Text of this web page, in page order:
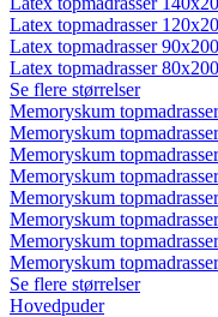
Latex topmadrasser
Latex topmadrasser 90x200
Latex topmadrasser 80x200
Se flere størrelser
Memoryskum topmadrasser
Memoryskum
Memoryskum
Memoryskum
Memoryskum
Memoryskum
Memoryskum
Memoryskum
Se flere størrelser
Hovedpuder